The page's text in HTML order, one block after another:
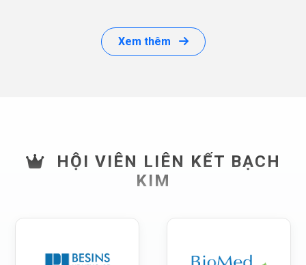
Xem thêm
HỘI VIÊN LIÊN KẾT BẠCH
KIM